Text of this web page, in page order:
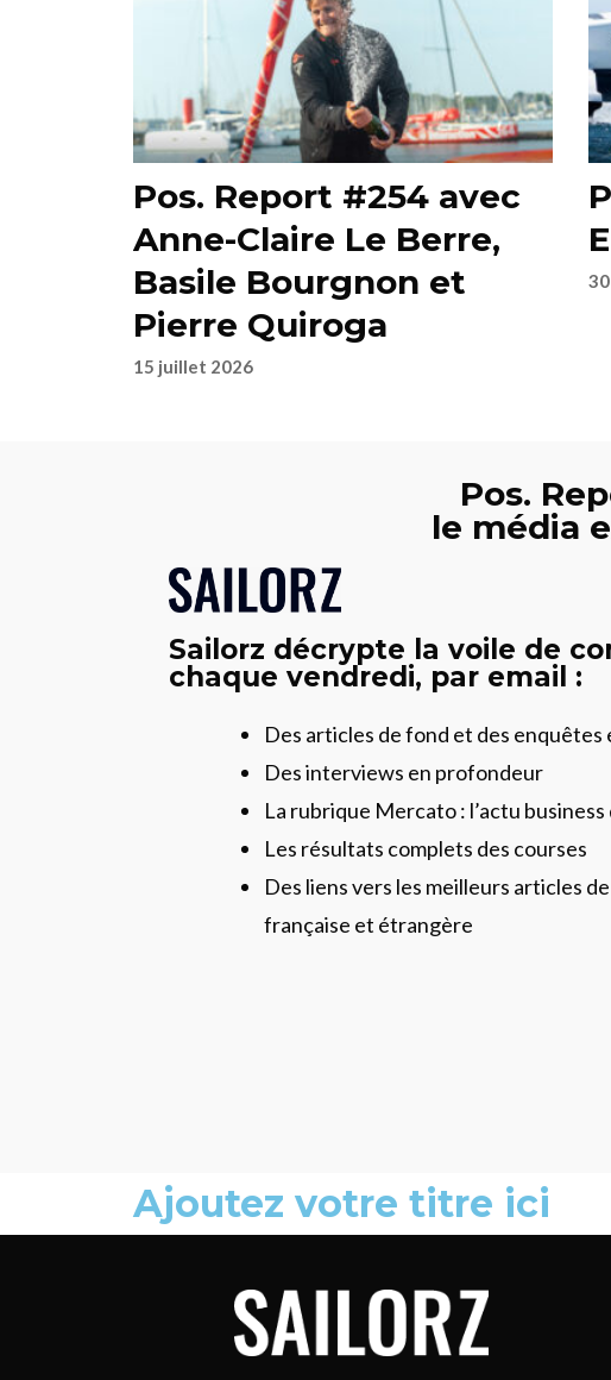
Pos. Report #254 avec
Anne-Claire Le Berre,
Basile Bourgnon et
Pierre Quiroga
15 juillet 2026
Pos.
le média
Sailorz décrypte la voile de
chaque vendredi, par email :
Des articles de fond et des enquêtes
Des interviews en profondeur
La rubrique Mercato : l’actu business
Les résultats complets des courses
Des liens vers les meilleurs articles
française et étrangère
Ajoutez votre titre ici